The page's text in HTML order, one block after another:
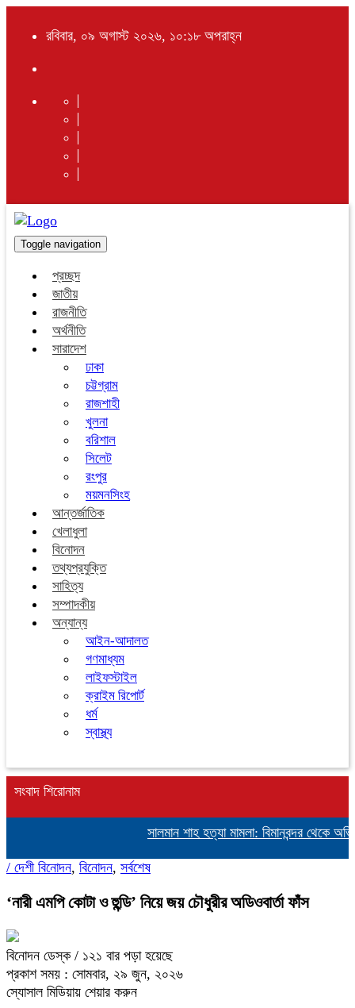
রবিবার, ০৯ অগাস্ট ২০২৬, ১০:১৮ অপরাহ্ন
Toggle navigation
প্রচ্ছদ
জাতীয়
রাজনীতি
অর্থনীতি
সারাদেশ
ঢাকা
চট্টগ্রাম
রাজশাহী
খুলনা
বরিশাল
সিলেট
রংপুর
ময়মনসিংহ
আন্তর্জাতিক
খেলাধুলা
বিনোদন
তথ্যপ্রযুক্তি
সাহিত্য
সম্পাদকীয়
অন্যান্য
আইন-আদালত
গণমাধ্যম
লাইফস্টাইল
ক্রাইম রিপোর্ট
ধর্ম
স্বাস্থ্য
সংবাদ শিরোনাম
সালমান শাহ হত্যা মামলা: বিমানবন্দর থেকে
/ দেশী বিনোদন, বিনোদন, সর্বশেষ
‘নারী এমপি কোটা ও হুন্ডি’ নিয়ে জয় চৌধুরীর অডিওবার্তা ফাঁস
বিনোদন ডেস্ক / ১২১ বার পড়া হয়েছে
প্রকাশ সময় : সোমবার, ২৯ জুন, ২০২৬
স্যোসাল মিডিয়ায় শেয়ার করুন